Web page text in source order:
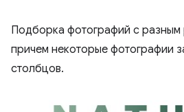
Подборка фотографий с
причем некоторые фотографии
столбцов.